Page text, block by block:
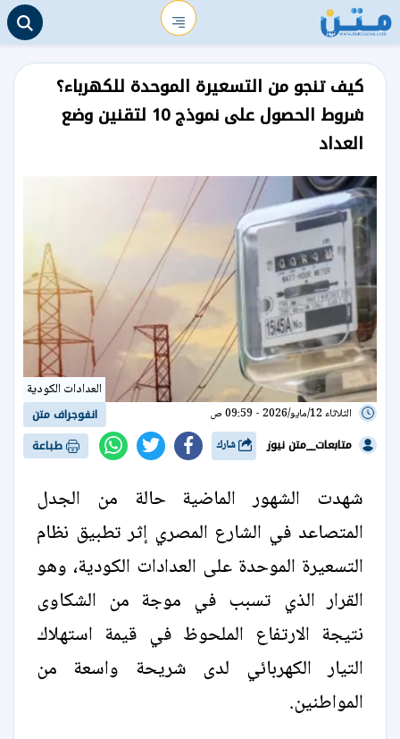
كيف تنجو من التسعيرة الموحدة للكهرباء؟
شروط الحصول على نموذج 10 لتقنين وضع
العداد
العدادات الكودية
الثلاثاء 12/مايو/2026 - 09:59 ص
انفوجراف متن
متابعات__متن نيوز
طباعة
شهدت الشهور الماضية حالة من الجدل
المتصاعد في الشارع المصري إثر تطبيق نظام
التسعيرة الموحدة على العدادات الكودية، وهو
القرار الذي تسبب في موجة من الشكاوى
نتيجة الارتفاع الملحوظ في قيمة استهلاك
التيار الكهربائي لدى شريحة واسعة من
المواطنين.